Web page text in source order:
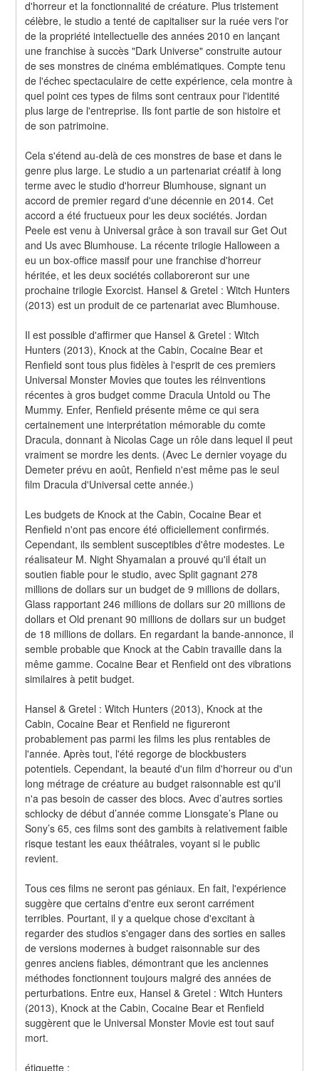
d'horreur et la fonctionnalité de créature. Plus tristement
célèbre, le studio a tenté de capitaliser sur la ruée vers l'or
de la propriété intellectuelle des années 2010 en lançant
une franchise à succès "Dark Universe" construite autour
de ses monstres de cinéma emblématiques. Compte tenu
de l'échec spectaculaire de cette expérience, cela montre à
quel point ces types de films sont centraux pour l'identité
plus large de l'entreprise. Ils font partie de son histoire et
de son patrimoine.
Cela s'étend au-delà de ces monstres de base et dans le
genre plus large. Le studio a un partenariat créatif à long
terme avec le studio d'horreur Blumhouse, signant un
accord de premier regard d'une décennie en 2014. Cet
accord a été fructueux pour les deux sociétés. Jordan
Peele est venu à Universal grâce à son travail sur Get Out
and Us avec Blumhouse. La récente trilogie Halloween a
eu un box-office massif pour une franchise d'horreur
héritée, et les deux sociétés collaboreront sur une
prochaine trilogie Exorcist. Hansel & Gretel : Witch Hunters
(2013) est un produit de ce partenariat avec Blumhouse.
Il est possible d'affirmer que Hansel & Gretel : Witch
Hunters (2013), Knock at the Cabin, Cocaine Bear et
Renfield sont tous plus fidèles à l'esprit de ces premiers
Universal Monster Movies que toutes les réinventions
récentes à gros budget comme Dracula Untold ou The
Mummy. Enfer, Renfield présente même ce qui sera
certainement une interprétation mémorable du comte
Dracula, donnant à Nicolas Cage un rôle dans lequel il peut
vraiment se mordre les dents. (Avec Le dernier voyage du
Demeter prévu en août, Renfield n'est même pas le seul
film Dracula d'Universal cette année.)
Les budgets de Knock at the Cabin, Cocaine Bear et
Renfield n'ont pas encore été officiellement confirmés.
Cependant, ils semblent susceptibles d'être modestes. Le
réalisateur M. Night Shyamalan a prouvé qu'il était un
soutien fiable pour le studio, avec Split gagnant 278
millions de dollars sur un budget de 9 millions de dollars,
Glass rapportant 246 millions de dollars sur 20 millions de
dollars et Old prenant 90 millions de dollars sur un budget
de 18 millions de dollars. En regardant la bande-annonce, il
semble probable que Knock at the Cabin travaille dans la
même gamme. Cocaine Bear et Renfield ont des vibrations
similaires à petit budget.
Hansel & Gretel : Witch Hunters (2013), Knock at the
Cabin, Cocaine Bear et Renfield ne figureront
probablement pas parmi les films les plus rentables de
l'année. Après tout, l'été regorge de blockbusters
potentiels. Cependant, la beauté d'un film d'horreur ou d'un
long métrage de créature au budget raisonnable est qu'il
n'a pas besoin de casser des blocs. Avec d’autres sorties
schlocky de début d’année comme Lionsgate’s Plane ou
Sony’s 65, ces films sont des gambits à relativement faible
risque testant les eaux théâtrales, voyant si le public
revient.
Tous ces films ne seront pas géniaux. En fait, l'expérience
suggère que certains d'entre eux seront carrément
terribles. Pourtant, il y a quelque chose d'excitant à
regarder des studios s'engager dans des sorties en salles
de versions modernes à budget raisonnable sur des
genres anciens fiables, démontrant que les anciennes
méthodes fonctionnent toujours malgré des années de
perturbations. Entre eux, Hansel & Gretel : Witch Hunters
(2013), Knock at the Cabin, Cocaine Bear et Renfield
suggèrent que le Universal Monster Movie est tout sauf
mort.
étiquette :